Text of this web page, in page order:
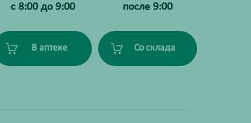
с 8:00 до 9:00
В аптеке
после 9:00
Со склада